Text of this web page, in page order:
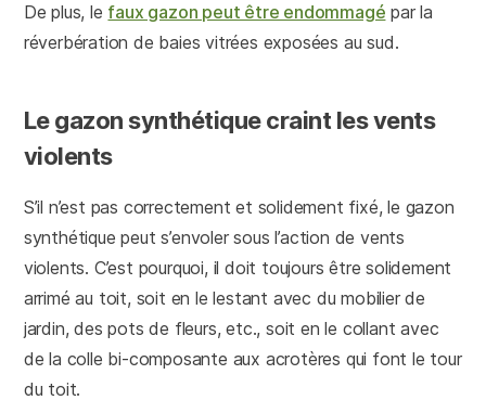
De plus, le faux gazon peut être endommagé par la
réverbération de baies vitrées exposées au sud.
Le gazon synthétique craint les vents
violents
S’il n’est pas correctement et solidement fixé, le gazon
synthétique peut s’envoler sous l’action de vents
violents. C’est pourquoi, il doit toujours être solidement
arrimé au toit, soit en le lestant avec du mobilier de
jardin, des pots de fleurs, etc., soit en le collant avec
de la colle bi-composante aux acrotères qui font le tour
du toit.